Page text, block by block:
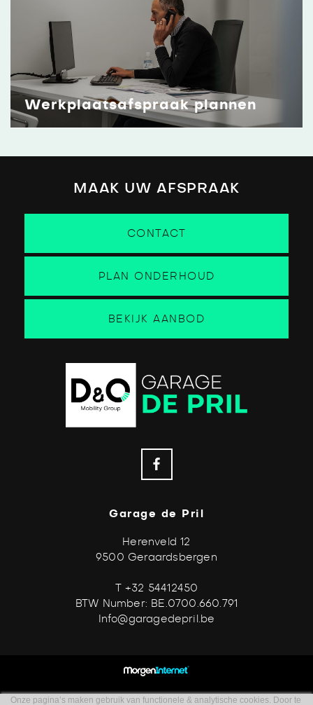
Werkplaatsafspraak plannen
MAAK UW AFSPRAAK
CONTACT
PLAN ONDERHOUD
BEKIJK AANBOD
Garage de Pril
Herenveld 12
9500 Geraardsbergen
T +32 54412450
BTW Number: BE.0700.660.791
Info@garagedepril.be
Onze pagina’s maken gebruik van functionele & analytische cookies. Door te